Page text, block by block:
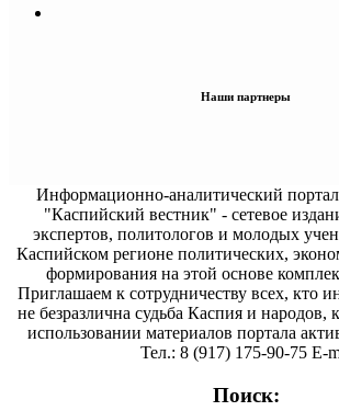
Наши партнеры
Информационно-аналитический
"Каспийский вестник" - сетевое
экспертов, политологов и молодых
Каспийском регионе политических,
формирования на этой основе
Приглашаем к сотрудничеству всех, кто
не безразлична судьба Каспия и
использовании материалов портала
Тел.: 8 (917) 175-90-75 E-
Поиск: